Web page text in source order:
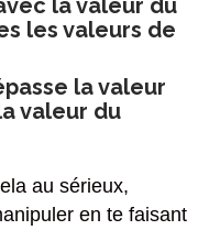
la valeur du
les valeurs de
la valeur
valeur du
au sérieux,
en te faisant